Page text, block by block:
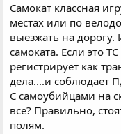
Самокат классная
местах или по
выезжать на
самоката. Если это
регистрирует как
дела....и соблюдает
С самоубийцами на
все? Правильно,
полям.